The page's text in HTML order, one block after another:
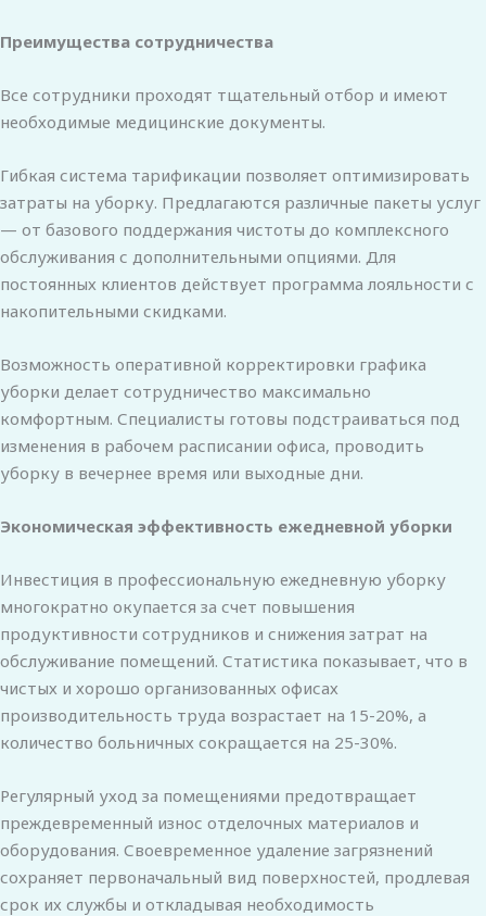
Преимущества сотрудничества
Все сотрудники проходят тщательный отбор и имеют
необходимые медицинские документы.
Гибкая система тарификации позволяет оптимизировать
затраты на уборку. Предлагаются различные пакеты услуг
— от базового поддержания чистоты до комплексного
обслуживания с дополнительными опциями. Для
постоянных клиентов действует программа лояльности с
накопительными скидками.
Возможность оперативной корректировки графика
уборки делает сотрудничество максимально
комфортным. Специалисты готовы подстраиваться под
изменения в рабочем расписании офиса, проводить
уборку в вечернее время или выходные дни.
Экономическая эффективность ежедневной уборки
Инвестиция в профессиональную ежедневную уборку
многократно окупается за счет повышения
продуктивности сотрудников и снижения затрат на
обслуживание помещений. Статистика показывает, что в
чистых и хорошо организованных офисах
производительность труда возрастает на 15-20%, а
количество больничных сокращается на 25-30%.
Регулярный уход за помещениями предотвращает
преждевременный износ отделочных материалов и
оборудования. Своевременное удаление загрязнений
сохраняет первоначальный вид поверхностей, продлевая
срок их службы и откладывая необходимость